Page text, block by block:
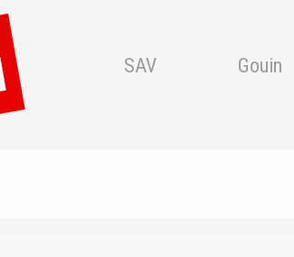
SAV Gouin